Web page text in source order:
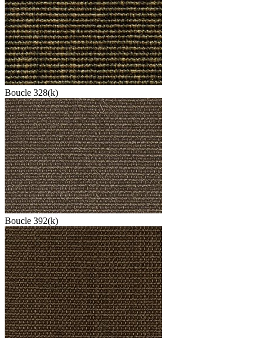
Boucle 328(k)
Boucle 392(k)